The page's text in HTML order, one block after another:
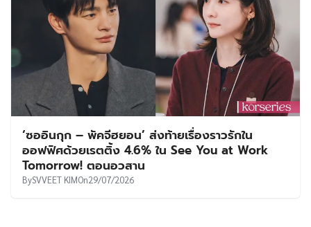
‘ซออินกุก – พัคจีฮยอน’ ส่งท้ายเรื่องราวรักใน
ออฟฟิศด้วยเรตติ้ง 4.6% ใน See You at Work
Tomorrow! ตอนอวสาน
BySVVEET KIMOn29/07/2026